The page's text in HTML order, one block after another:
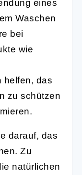
eines
Waschen
bei
wie
helfen, das
zu schützen
darauf, das
Zu
natürlichen